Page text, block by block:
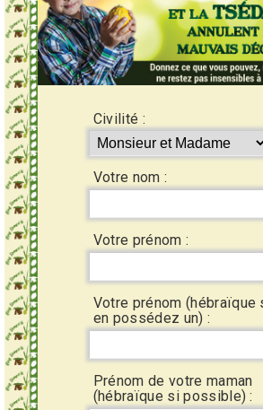
Civilité :
Votre nom :
Votre prénom :
Votre prénom (hébraïque
en possédez un) :
Prénom de votre maman
(hébraïque si possible) :